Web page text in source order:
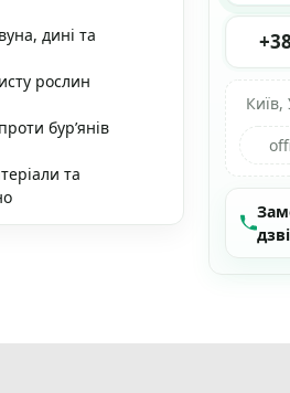
дині та
рослин
бур’янів
та
Київ,